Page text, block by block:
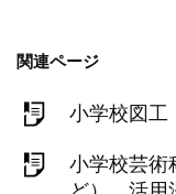
関連ページ
小学校図工
小学校芸術